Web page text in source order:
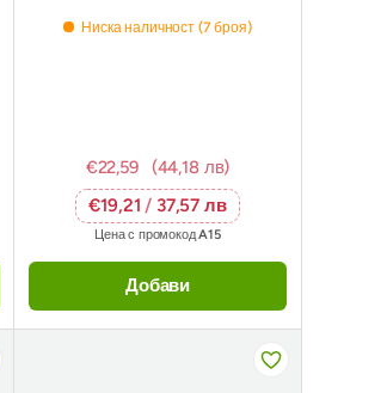
Ниска наличност (7 броя)
€22,59
(44,18 лв)
€19,21 / 37,57 лв
Цена с промокодA15
Добави